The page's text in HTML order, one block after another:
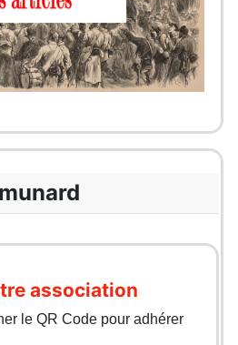
association
le QR Code pour adhérer